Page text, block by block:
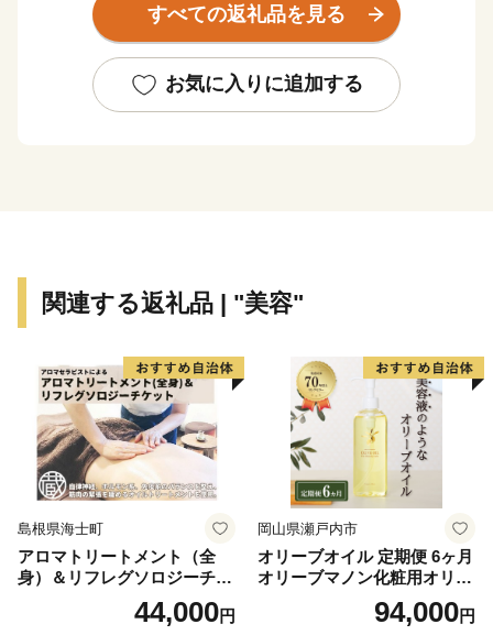
るく過しやすい気候と言えます。
森林が全体の約81％を占め、北西の半島部に市街地が形
成され、南部では海岸地域まで山地がせまり、海岸、河
れ、京阪神地域へは、JR紀勢本線、国道42号、高速道
れています。
★ABCテレビのニュース情報番組「キャスト」で「井
戸畳店」が紹介されました！
👉inoca SETTA WOMEN【葡萄×紫紺】（雪駄・女性
👉inoca SETTA MEN【濡羽×茜】（雪駄・男性用）
👉inoca SETTA OVERSEAS【牡丹×紫紺】（雪駄・海
👉inoca CASE CARD【山吹×紫紺】（カードケース）
すべての返礼品を見る
お気に入りに追加する
関連する返礼品 | "美容"
島根県海士町
アロマトリートメント（全
身）＆リフレグソロジーチケ
44,000円
岡山県瀬戸内市
オリーブオイル 定期便 6ヶ月
オリーブマノン化粧用オリー
ブオイル 200ml オリーブ オ
イル 美容 スキンケア 化粧用
94,000円